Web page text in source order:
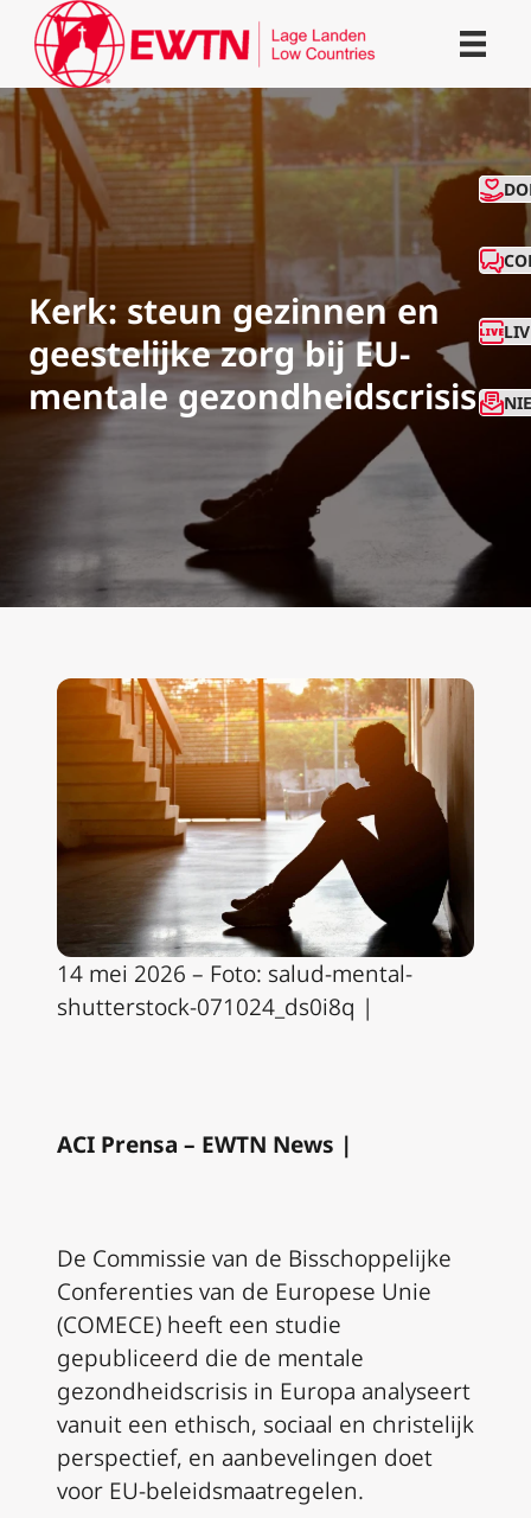
Kerk: steun gezinnen en
geestelijke zorg bij EU-
mentale gezondheidscrisis
14 mei 2026 – Foto: salud-mental-
shutterstock-071024_ds0i8q |
ACI Prensa – EWTN News |
De Commissie van de Bisschoppelijke
Conferenties van de Europese Unie
(COMECE) heeft een studie
gepubliceerd die de mentale
gezondheidscrisis in Europa analyseert
vanuit een ethisch, sociaal en christelijk
perspectief, en aanbevelingen doet
voor EU-beleidsmaatregelen.